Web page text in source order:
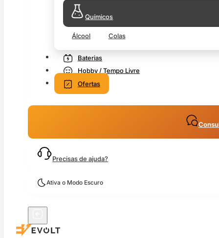
Químicos
Álcool Colas
Baterias
Hobby / Tempo Livre
Ofertas
Precisas de ajuda?
Ativa o Modo Escuro